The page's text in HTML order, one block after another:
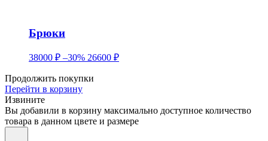
Брюки
38000 ₽ –30% 26600 ₽
Продолжить покупки
Перейти в корзину
Извините
Вы добавили в корзину максимально доступное количество
товара в данном цвете и размере